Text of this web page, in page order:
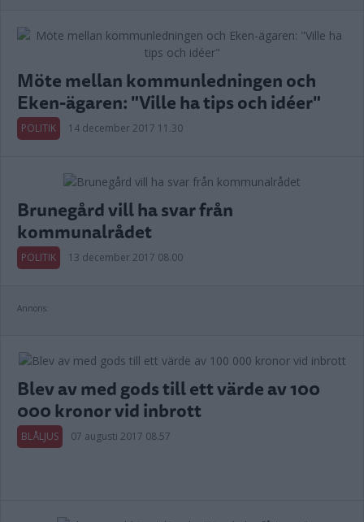
Möte mellan kommunledningen och
Eken-ägaren: "Ville ha tips och idéer"
POLITIK 14 december 2017 11.30
Brunegård vill ha svar från
kommunalrådet
POLITIK 13 december 2017 08.00
Annons:
Blev av med gods till ett värde av 100
000 kronor vid inbrott
BLÅLJUS 07 augusti 2017 08.57